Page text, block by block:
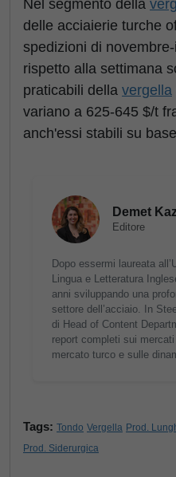
Nel segmento della
delle acciaierie turche
spedizioni di
rispetto alla settimana
praticabili della vergella
variano a 625-645 $/t
anch'essi stabili su
Demet
Editore
Dopo essermi laureata
Lingua e Letteratura
anni sviluppando una
settore dell’acciaio. In
di Head of Content
report completi sui
mercato turco e sulle
Tags: Tondo Vergella Prod.
Prod. Siderurgica